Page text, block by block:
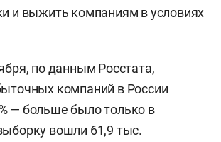
и выжить компаниям в условиях
по данным Росстата,
компаний в России
— больше было только в
вошли 61,9 тыс.